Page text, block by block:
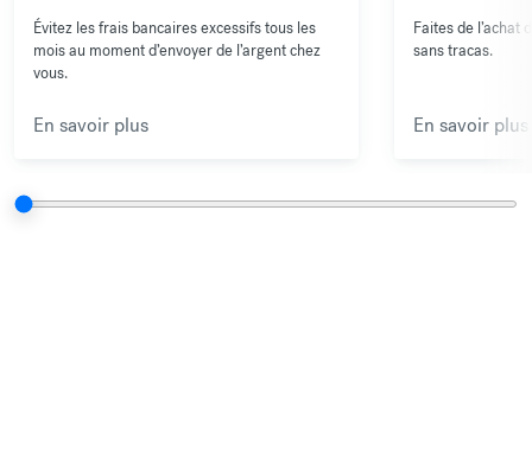
Évitez les frais bancaires excessifs tous les
mois au moment d’envoyer de l’argent chez
vous.
En savoir plus
Faites de l’achat
sans tracas.
En savoir plus